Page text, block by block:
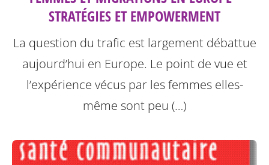
STRATÉGIES ET EMPOWERMENT
La question du trafic est largement débattue
aujourd’hui en Europe. Le point de vue et
l’expérience vécus par les femmes elles-
même sont peu (…)